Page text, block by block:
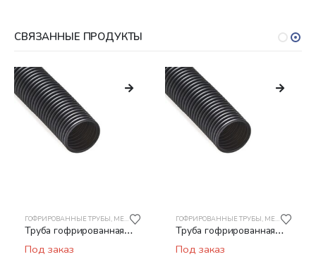
СВЯЗАННЫЕ ПРОДУКТЫ
,МЕТАЛЛОРУКАВ
ГОФРИРОВАННЫЕ ТРУБЫ, МЕТАЛЛОРУКАВ ТРУБЫ ГОФРИРОВАННЫЕ ИЗ ПНД
Труба гофрированная
ПНД РУВИНИЛ 24001
40мм безгалогенная
Под заказ
ГОФРИРОВАННЫЕ ТРУБЫ, МЕТАЛЛОРУКАВ
Труба гофрированная
ПНД РУВИНИЛ 25001
50мм безгалогенная
Под заказ